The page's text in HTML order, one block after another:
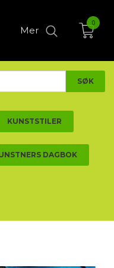
Mer
0
KUNSTSTILER
DAGBOK